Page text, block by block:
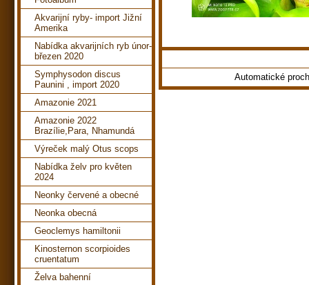
Automatické
Akvarijní ryby- import Jižní
Amerika
Nabídka akvarijních ryb únor-
březen 2020
Symphysodon discus
Paunini , import 2020
Amazonie 2021
Amazonie 2022
Brazílie,Para, Nhamundá
Výreček malý Otus scops
Nabídka želv pro květen
2024
Neonky červené a obecné
Neonka obecná
Geoclemys hamiltonii
Kinosternon scorpioides
cruentatum
Želva bahenní